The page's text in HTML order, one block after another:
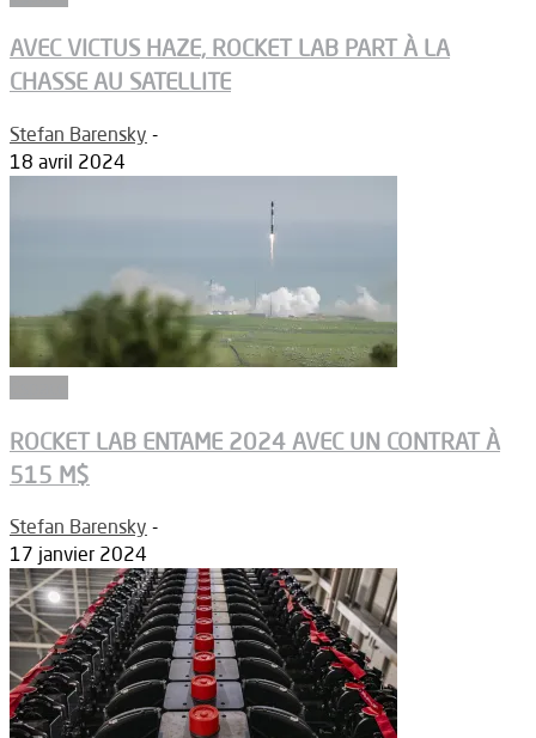
AVEC VICTUS HAZE, ROCKET LAB PART À LA
CHASSE AU SATELLITE
Stefan Barensky -
18 avril 2024
ROCKET LAB ENTAME 2024 AVEC UN CONTRAT À
515 M$
Stefan Barensky -
17 janvier 2024